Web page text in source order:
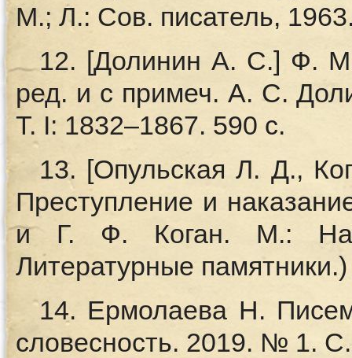
М.; Л.: Сов. писатель,
12. [Долинин А. С.] Ф.
ред. и с примеч. А. С.
Т. I: 1832–1867. 590 с.
13. [Опульская Л. Д.,
Преступление и
и Г. Ф. Коган. М.:
Литературные памятники.)
14. Ермолаева Н.
словесность. 2019. № 1.